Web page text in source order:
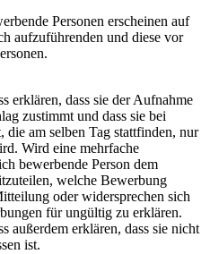
Personen erscheinen auf
aufzuführenden und diese vor
erklären, dass sie der Aufnahme
zustimmt und dass sie bei
am selben Tag stattfinden, nur
Wird eine mehrfache
bewerbende Person dem
welche Bewerbung
oder widersprechen sich
für ungültig zu erklären.
außerdem erklären, dass sie nicht
ist.